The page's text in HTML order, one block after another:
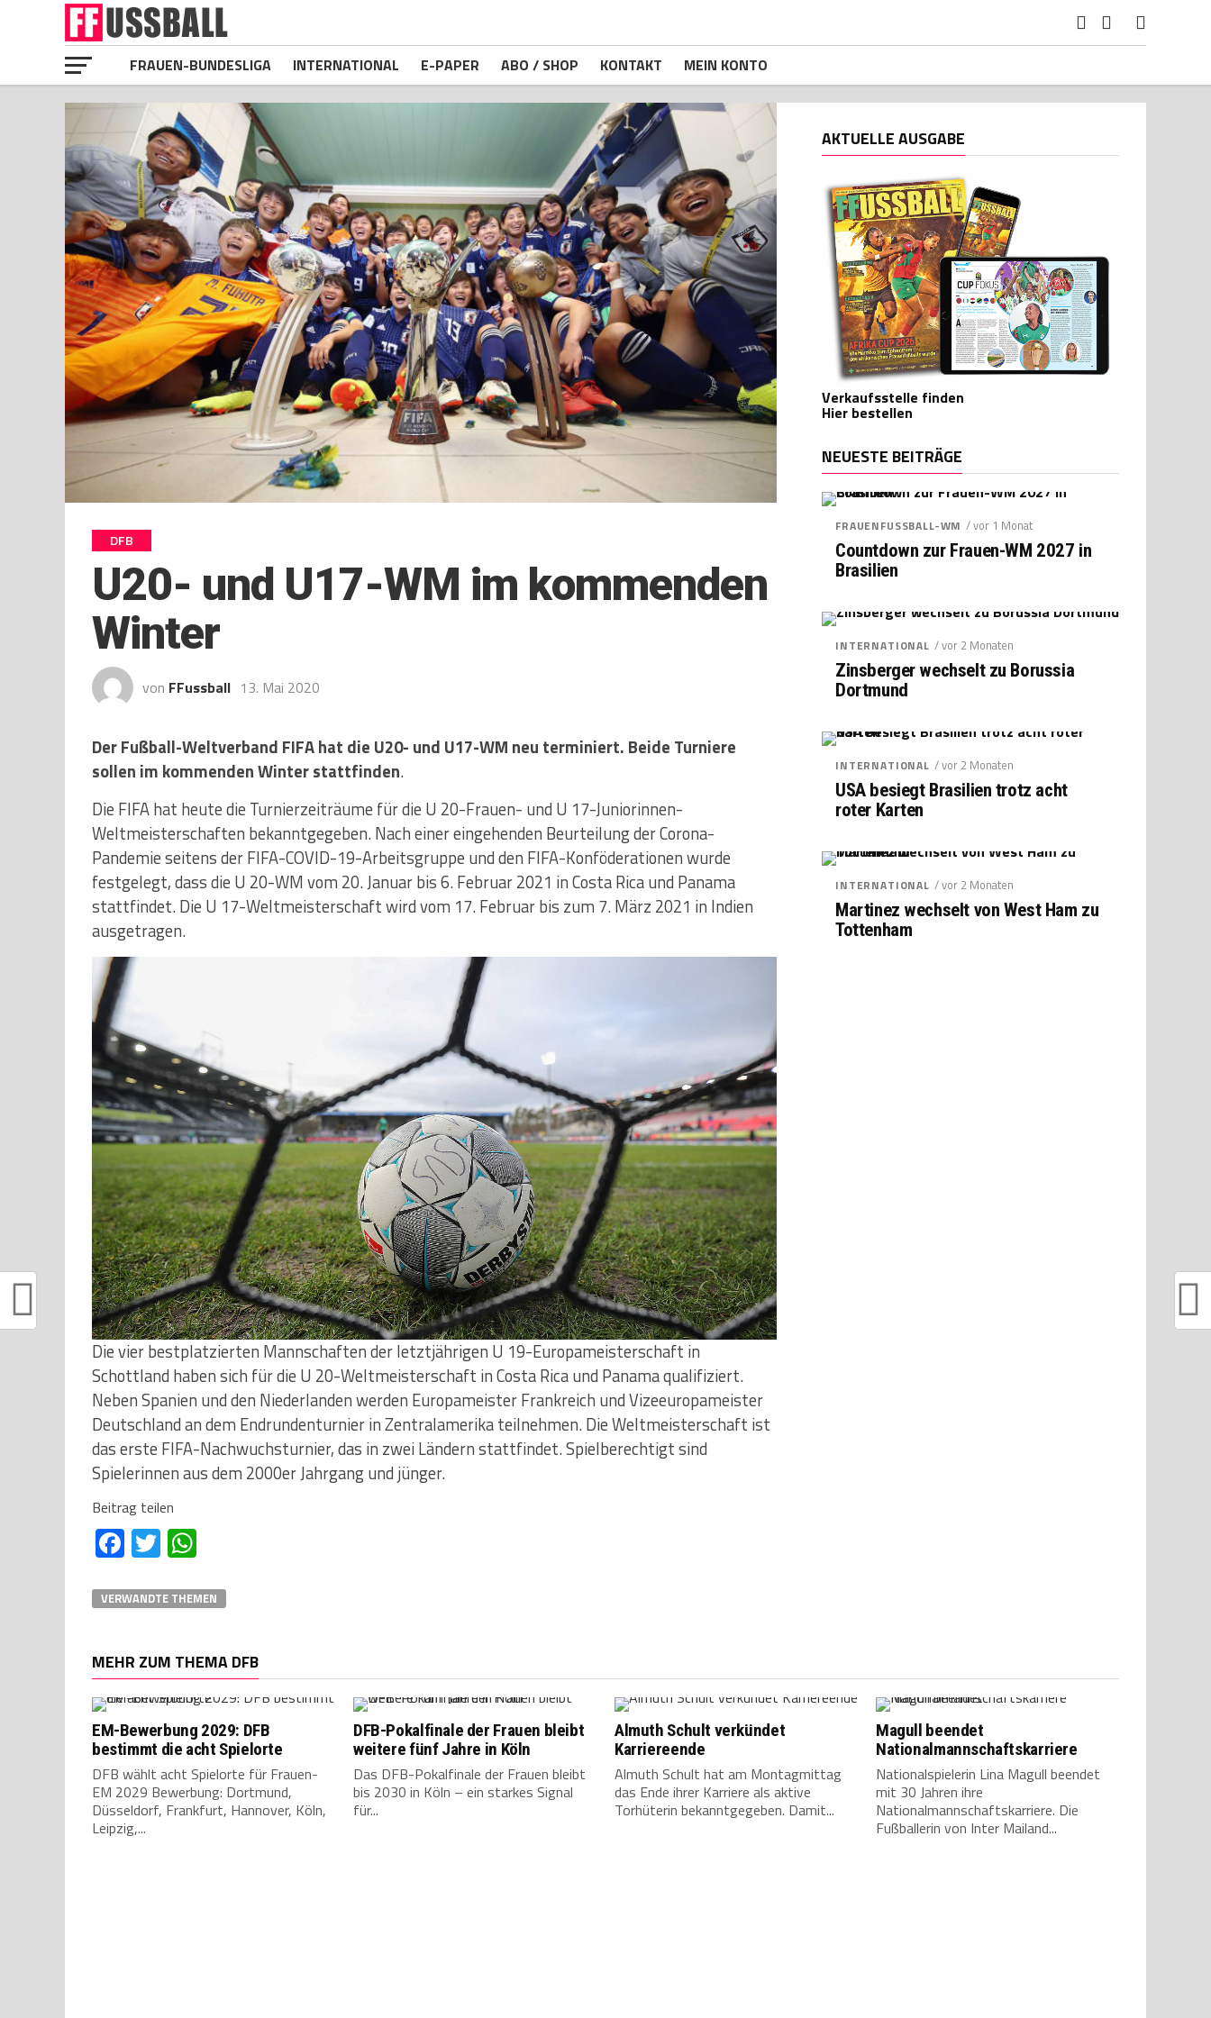
FRAUEN-BUNDESLIGA INTERNATIONAL E-PAPER ABO / SHOP KONTAKT MEIN KONTO
DFB
U20- und U17-WM im kommenden
Winter
von FFussball 13. Mai 2020
Der Fußball-Weltverband FIFA hat die U20- und U17-WM neu terminiert. Beide Turniere
sollen im kommenden Winter stattfinden.
Die FIFA hat heute die Turnierzeiträume für die U 20-Frauen- und U 17-Juniorinnen-
Weltmeisterschaften bekanntgegeben. Nach einer eingehenden Beurteilung der Corona-
Pandemie seitens der FIFA-COVID-19-Arbeitsgruppe und den FIFA-Konföderationen wurde
festgelegt, dass die U 20-WM vom 20. Januar bis 6. Februar 2021 in Costa Rica und Panama
stattfindet. Die U 17-Weltmeisterschaft wird vom 17. Februar bis zum 7. März 2021 in Indien
ausgetragen.
Die vier bestplatzierten Mannschaften der letztjährigen U 19-Europameisterschaft in
Schottland haben sich für die U 20-Weltmeisterschaft in Costa Rica und Panama qualifiziert.
Neben Spanien und den Niederlanden werden Europameister Frankreich und Vizeeuropameister
Deutschland an dem Endrundenturnier in Zentralamerika teilnehmen. Die Weltmeisterschaft ist
das erste FIFA-Nachwuchsturnier, das in zwei Ländern stattfindet. Spielberechtigt sind
Spielerinnen aus dem 2000er Jahrgang und jünger.
Beitrag teilen
Facebook
Twitter
VERWANDTE THEMEN
AKTUELLE AUSGABE
Verkaufsstelle finden
Hier bestellen
NEUESTE BEITRÄGE
FRAUENFUSSBALL-WM / vor 1 Monat
Countdown zur Frauen-WM 2027 in
Brasilien
INTERNATIONAL / vor 2 Monaten
Zinsberger wechselt zu Borussia
Dortmund
INTERNATIONAL / vor 2 Monaten
USA besiegt Brasilien trotz acht
roter Karten
INTERNATIONAL / vor 2 Monaten
Martinez wechselt von West Ham zu
Tottenham
MEHR ZUM THEMA DFB
EM-Bewerbung 2029: DFB
bestimmt die acht Spielorte
DFB wählt acht Spielorte für Frauen-
EM 2029 Bewerbung: Dortmund,
Düsseldorf, Frankfurt, Hannover, Köln,
Leipzig,...
DFB-Pokalfinale der Frauen bleibt
weitere fünf Jahre in Köln
Das DFB-Pokalfinale der Frauen bleibt
bis 2030 in Köln – ein starkes Signal
für...
Almuth Schult verkündet
Karriereende
Almuth Schult hat am Montagmittag
das Ende ihrer Karriere als aktive
Torhüterin bekanntgegeben. Damit...
Magull beendet
Nationalmannschaftskarriere
Nationalspielerin Lina Magull beendet
mit 30 Jahren ihre
Nationalmannschaftskarriere. Die
Fußballerin von Inter Mailand...